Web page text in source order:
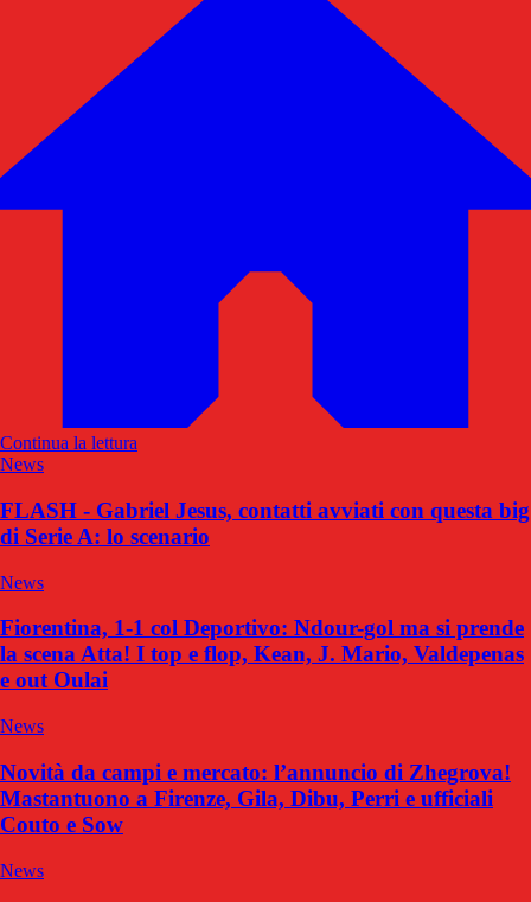
Continua la lettura
News
FLASH - Gabriel Jesus, contatti avviati con questa big
di Serie A: lo scenario
News
Fiorentina, 1-1 col Deportivo: Ndour-gol ma si prende
la scena Atta! I top e flop, Kean, J. Mario, Valdepenas
e out Oulai
News
Novità da campi e mercato: l’annuncio di Zhegrova!
Mastantuono a Firenze, Gila, Dibu, Perri e ufficiali
Couto e Sow
News